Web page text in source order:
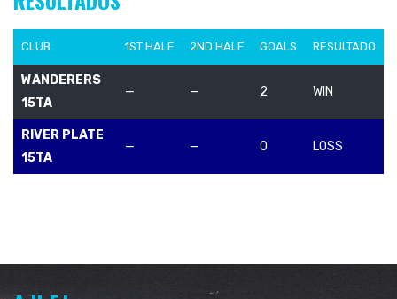
CLUB 1ST HALF 2ND HALF GOALS RESULTADO
WANDERERS
15TA
— — 2 WIN
RIVER PLATE
15TA
— — 0 LOSS